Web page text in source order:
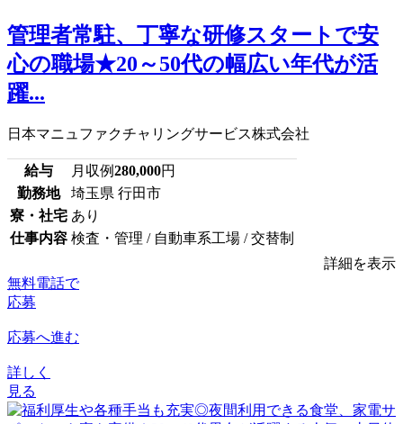
管理者常駐、丁寧な研修スタートで安
心の職場★20～50代の幅広い年代が活
躍...
日本マニュファクチャリングサービス株式会社
給与 月収例280,000円
勤務地
埼玉県 行田市
寮・社宅 あり
仕事内容 検査・管理 / 自動車系工場 / 交替制
詳細を表示
無料電話で
応募
応募へ進む
詳しく
見る